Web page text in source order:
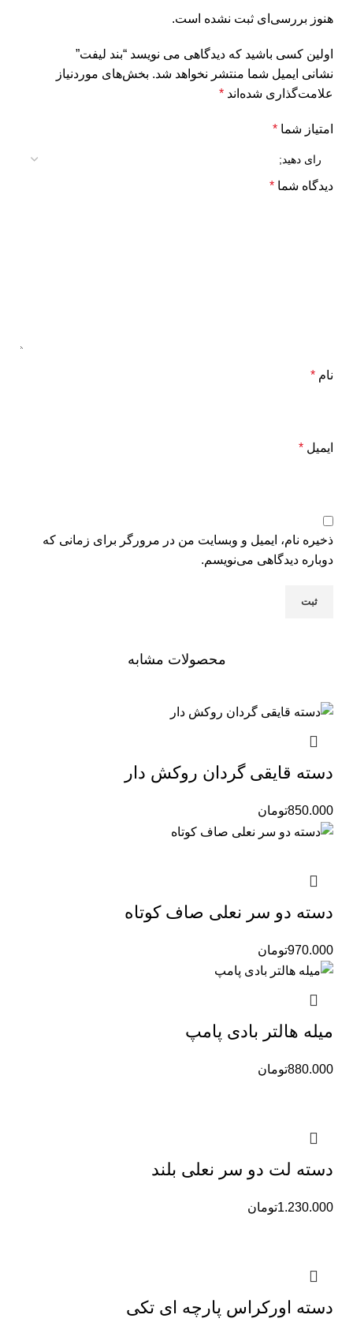
هنوز بررسی‌ای ثبت نشده است.
اولین کسی باشید که دیدگاهی می نویسد “بند لیفت”
نشانی ایمیل شما منتشر نخواهد شد. بخش‌های موردنیاز
علامت‌گذاری شده‌اند *
امتیاز شما *
دیدگاه شما *
نام *
ایمیل *
ذخیره نام، ایمیل و وبسایت من در مرورگر برای زمانی که
دوباره دیدگاهی می‌نویسم.
محصولات مشابه
دسته قایقی گردان روکش دار
تومان850.000
دسته دو سر نعلی صاف کوتاه
تومان970.000
میله هالتر بادی پامپ
تومان880.000
دسته لت دو سر نعلی بلند
تومان1.230.000
دسته اورکراس پارچه ای تکی